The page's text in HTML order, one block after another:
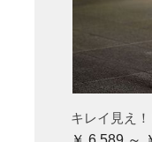
キレイ見え